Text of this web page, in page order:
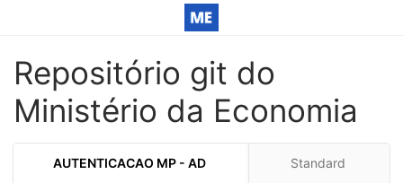
Repositório git do
Ministério da Economia
AUTENTICACAO MP - AD Standard